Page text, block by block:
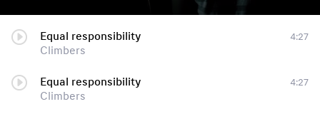
Equal responsibility
Climbers
4:27
Equal responsibility
Climbers
4:27